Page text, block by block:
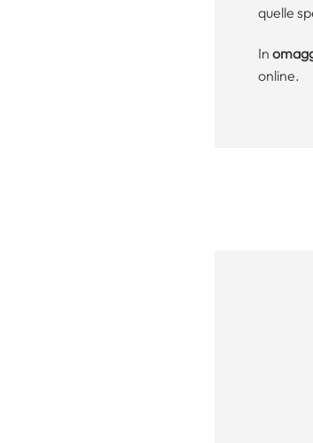
quelle
In
online.